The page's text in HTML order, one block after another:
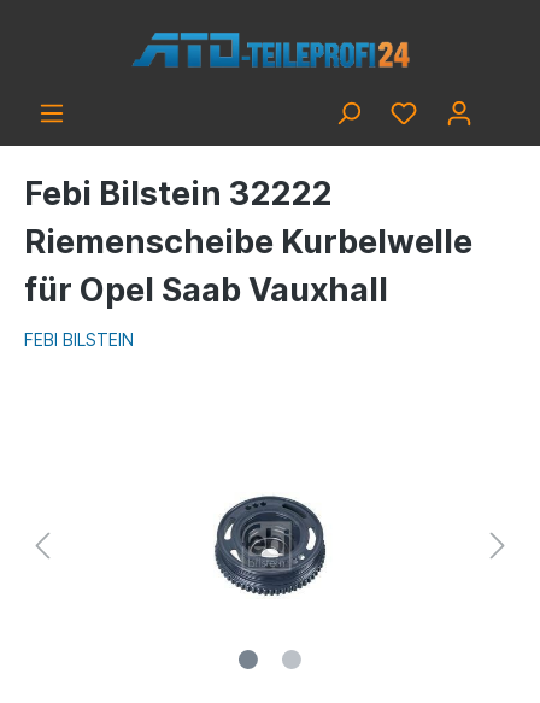
Febi Bilstein 32222
Riemenscheibe Kurbelwelle
für Opel Saab Vauxhall
FEBI BILSTEIN